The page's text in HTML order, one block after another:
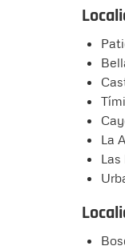
La